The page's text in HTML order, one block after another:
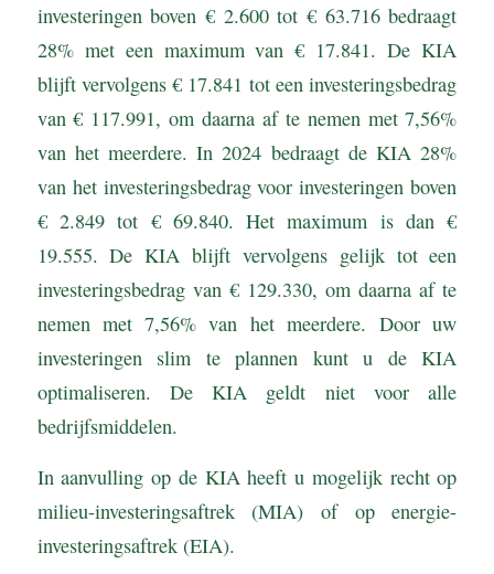
investeringen boven € 2.600 tot € 63.716 bedraagt
28% met een maximum van € 17.841. De KIA
blijft vervolgens € 17.841 tot een investeringsbedrag
van € 117.991, om daarna af te nemen met 7,56%
van het meerdere. In 2024 bedraagt de KIA 28%
van het investeringsbedrag voor investeringen boven
€ 2.849 tot € 69.840. Het maximum is dan €
19.555. De KIA blijft vervolgens gelijk tot een
investeringsbedrag van € 129.330, om daarna af te
nemen met 7,56% van het meerdere. Door uw
investeringen slim te plannen kunt u de KIA
optimaliseren. De KIA geldt niet voor alle
bedrijfsmiddelen.
In aanvulling op de KIA heeft u mogelijk recht op
milieu-investeringsaftrek (MIA) of op energie-
investeringsaftrek (EIA).